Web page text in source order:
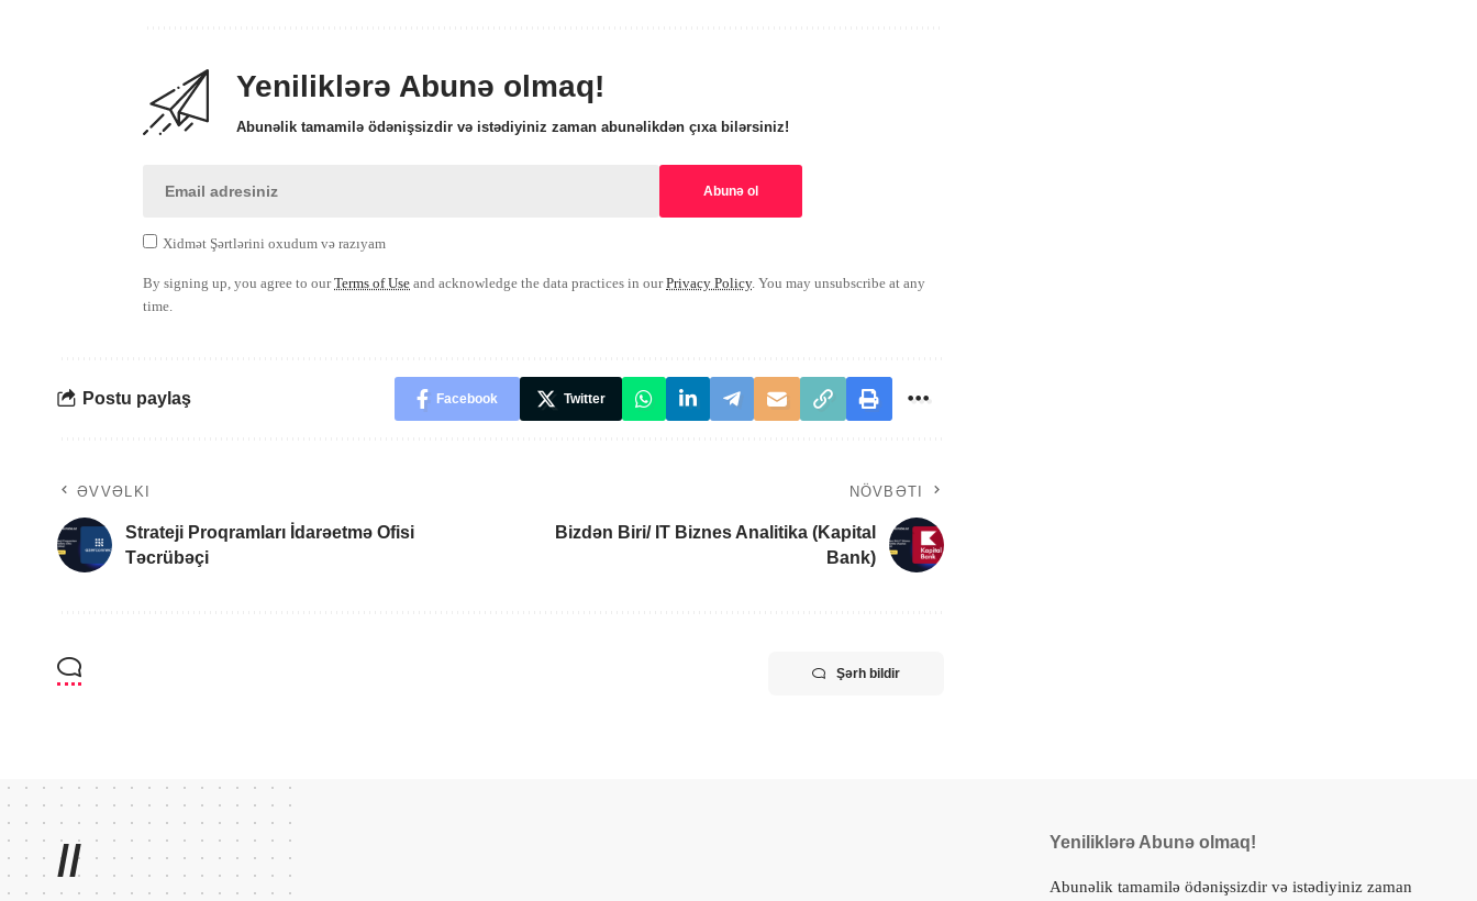
Yeniliklərə Abunə olmaq!
Abunəlik tamamilə ödənişsizdir və istədiyiniz zaman abunəlikdən çıxa bilərsiniz!
Xidmət Şərtlərini oxudum və razıyam
By signing up, you agree to ourTerms of Use and acknowledge the data practices in ourPrivacy Policy. You may unsubscribe at any
time.
Postu paylaş Facebook Twitter
ƏVVƏLKI
Strateji Proqramları İdarəetmə Ofisi
Təcrübəçi
NÖVBƏTI
Bizdən Biri/ IT Biznes Analitika (Kapital
Bank)
Şərh bildir
// Yeniliklərə Abunə olmaq!
Abunəlik tamamilə ödənişsizdir və istədiyiniz zaman